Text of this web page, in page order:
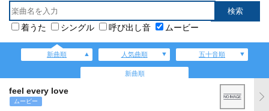
着うた シングル 呼び出し音 ムービー
新曲順 人気曲順 五十音順
新曲順
feel every love
ムービー